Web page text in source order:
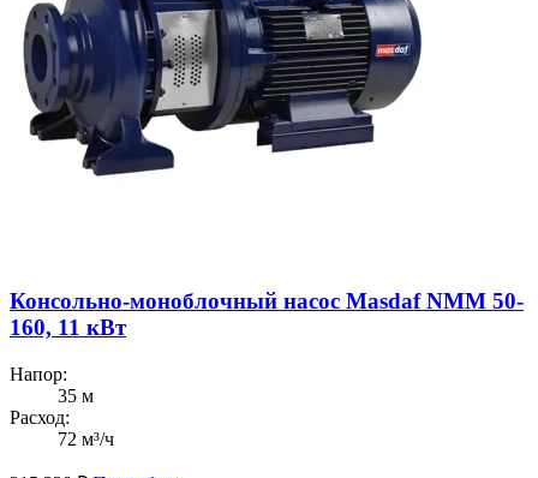
Консольно-моноблочный насос Masdaf NMM 50-
160, 11 кВт
Напор:
35 м
Расход:
72 м³/ч